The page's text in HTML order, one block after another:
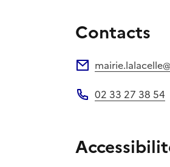
Contacts
02 33 27 38 54